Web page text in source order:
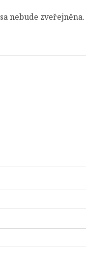
nebude zveřejněna.